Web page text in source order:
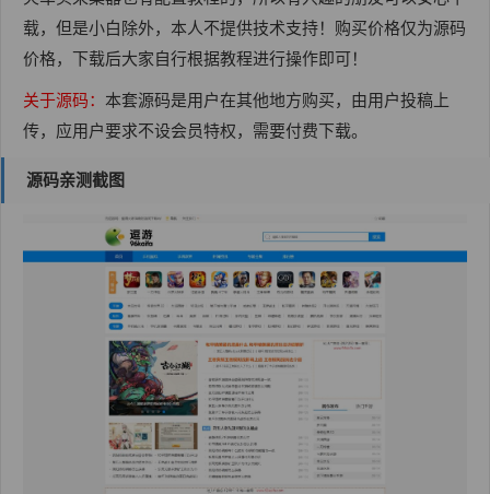
载，但是小白除外，本人不提供技术支持！购买价格仅为源码
价格，下载后大家自行根据教程进行操作即可！
关于源码： 本套源码是用户在其他地方购买，由用户投稿上
传，应用户要求不设会员特权，需要付费下载。
源码亲测截图